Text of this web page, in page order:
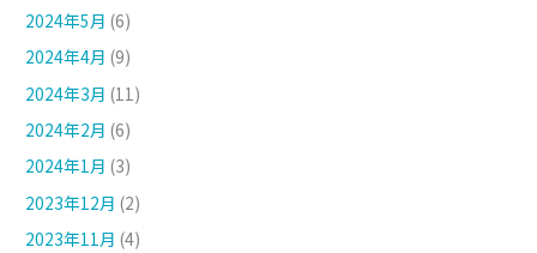
2024年5月 (6)
2024年4月 (9)
2024年3月 (11)
2024年2月 (6)
2024年1月 (3)
2023年12月 (2)
2023年11月 (4)